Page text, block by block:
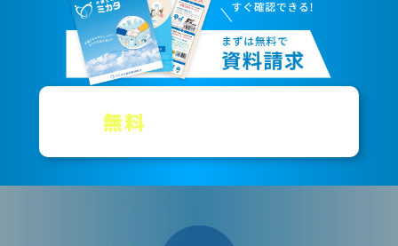
無料